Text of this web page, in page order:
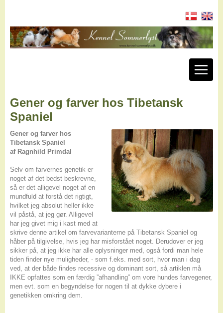
Gener og farver hos Tibetansk
Spaniel
Gener og farver hos
Tibetansk Spaniel
af Ragnhild Primdal
Selv om farvernes genetik er
noget af det bedst beskrevne,
så er det alligevel noget af en
mundfuld at forstå det rigtigt,
hvilket jeg absolut heller ikke
vil påstå, at jeg gør. Alligevel
har jeg givet mig i kast med at
skrive denne artikel om farvevarianterne på Tibetansk Spaniel og
håber på tilgivelse, hvis jeg har misforstået noget. Derudover er jeg
sikker på, at jeg ikke har alle oplysninger med, også fordi man hele
tiden finder nye muligheder, - som f.eks. med sort, hvor man i dag
ved, at der både findes recessive og dominant sort, så artiklen må
IKKE opfattes som en færdig ”afhandling” om vore hundes farvegener,
men evt. som en begyndelse for nogen til at dykke dybere i
genetikken omkring dem.